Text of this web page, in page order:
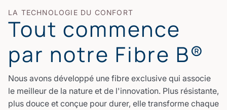
LA TECHNOLOGIE DU CONFORT
Tout commence
par notre Fibre B®
Nous avons développé une fibre exclusive qui associe
le meilleur de la nature et de l'innovation. Plus résistante,
plus douce et conçue pour durer, elle transforme chaque